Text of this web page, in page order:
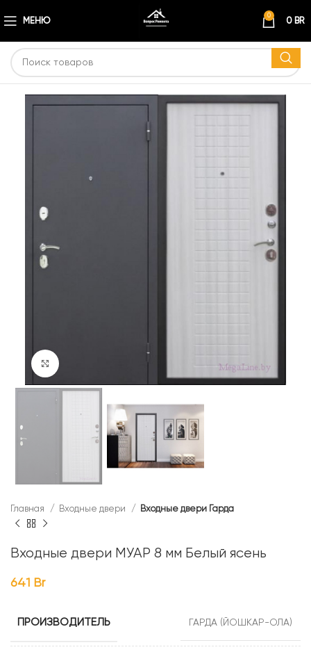
МЕНЮ
0
0 BR
Нажмите, чтобы увеличить
Главная Входные двери Входные двери Гарда
Входные двери МУАР 8 мм Белый ясень
641 Br
ПРОИЗВОДИТЕЛЬ ГАРДА (ЙОШКАР-ОЛА)